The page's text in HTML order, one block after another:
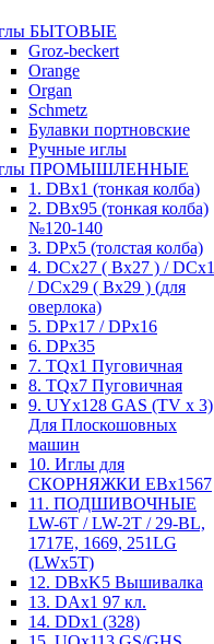
БЫТОВЫЕ
Groz-beckert
Orange
Organ
Schmetz
Булавки портновские
Ручные иглы
ПРОМЫШЛЕННЫЕ
1. DBx1 (тонкая колба)
2. DBx95 (тонкая колба)
№120-140
3. DPx5 (толстая колба)
4. DCx27 ( Bx27 ) / DCx1
/ DCx29 ( Bx29 ) (для
оверлока)
5. DPx17 / DPx16
6. DPx35
7. TQx1 Пуговичная
8. TQx7 Пуговичная
9. UYx128 GAS (TV x 3)
Для Плоскошовных
машин
10. Иглы для
СКОРНЯЖКИ EBx1567
11. ПОДШИВОЧНЫЕ
LW-6T / LW-2T / 29-BL,
1717E, 1669, 251LG
(LWx5T)
12. DBxK5 Вышивалка
13. DAx1 97 кл.
14. DDx1 (328)